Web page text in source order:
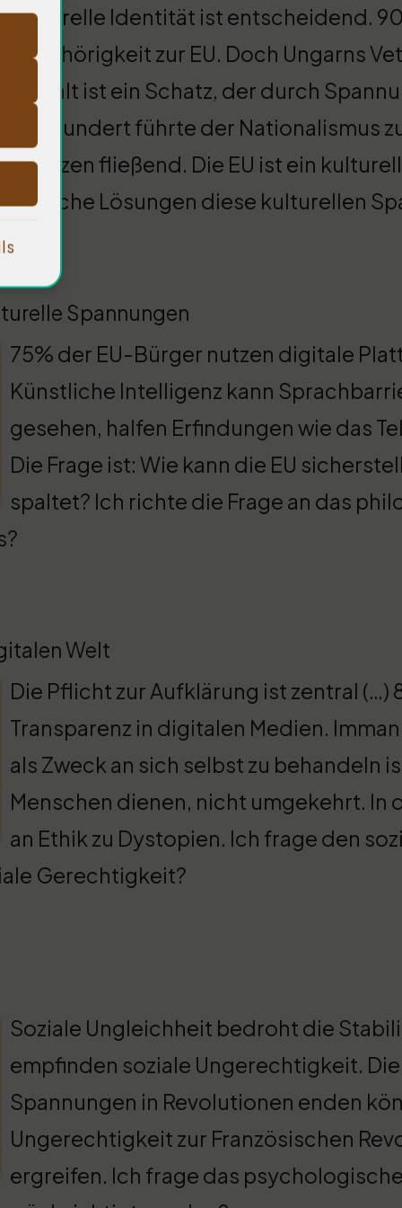
Kulturelle Identität ist entscheidend.
Zugehörigkeit zur EU. Doch Ungarns
Vielfalt ist ein Schatz, der durch
Jahrhundert führte der Nationalismus
Grenzen fließend. Die EU ist ein
Lösungen diese kulturellen
Spannungen
75% der EU-Bürger nutzen digitale
Künstliche Intelligenz kann
gesehen, halfen Erfindungen wie das
Die Frage ist: Wie kann die EU
spaltet? Ich richte die Frage an das
Welt
Die Pflicht zur Aufklärung ist zentral
Transparenz in digitalen Medien.
als Zweck an sich selbst zu behandeln
Menschen dienen, nicht umgekehrt. In
an Ethik zu Dystopien. Ich frage den
Gerechtigkeit?
Soziale Ungleichheit bedroht die
empfinden soziale Ungerechtigkeit.
Spannungen in Revolutionen enden
Ungerechtigkeit zur Französischen
ergreifen. Ich frage das